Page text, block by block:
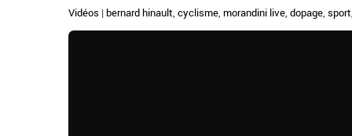
Vidéos | bernard hinault, cyclisme, morandini live, dopage, sport,